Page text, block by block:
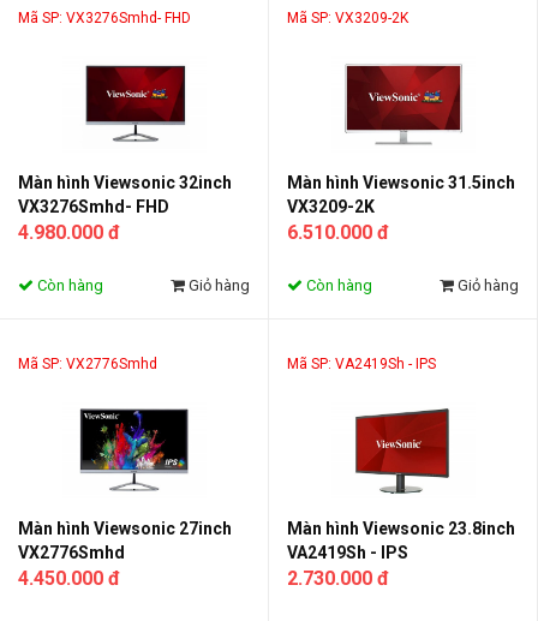
Mã SP: VX3276Smhd- FHD
Màn hình Viewsonic 32inch
VX3276Smhd- FHD
4.980.000 đ
Còn hàng Giỏ hàng
Mã SP: VX3209-2K
Màn hình Viewsonic 31.5inch
VX3209-2K
6.510.000 đ
Còn hàng Giỏ hàng
Mã SP: VX2776Smhd
Màn hình Viewsonic 27inch
VX2776Smhd
4.450.000 đ
Mã SP: VA2419Sh - IPS
Màn hình Viewsonic 23.8inch
VA2419Sh - IPS
2.730.000 đ